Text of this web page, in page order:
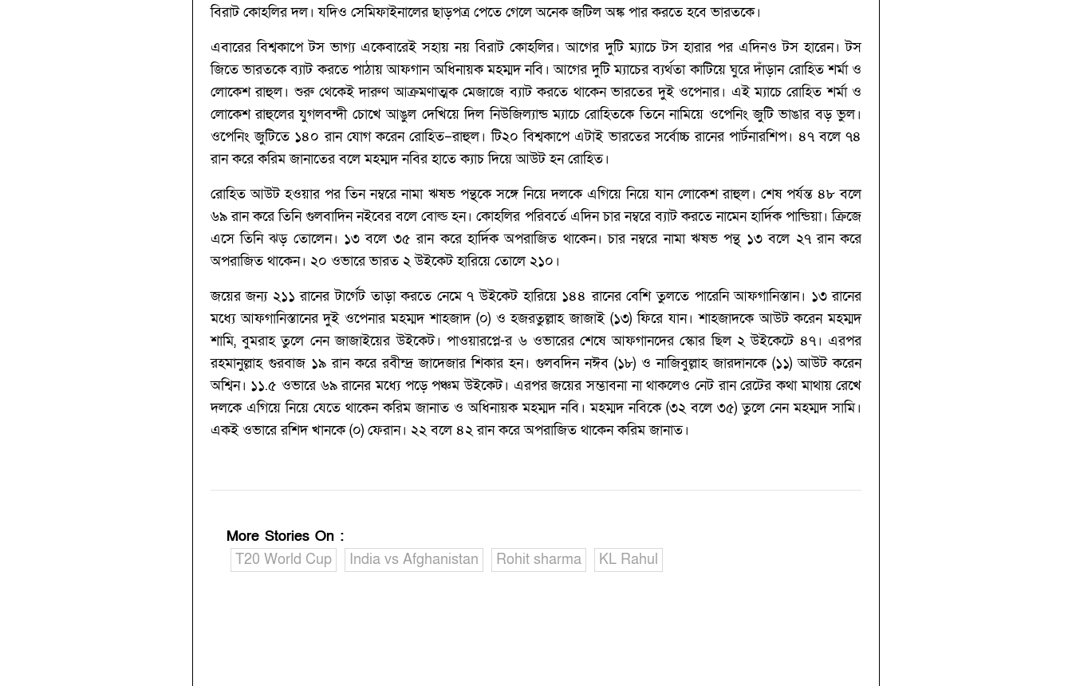
বিরাট কোহলির দল। যদিও সেমিফাইনালের ছাড়পত্র পেতে গেলে অনেক জটিল অঙ্ক পার করতে হবে ভারতকে।
এবারের বিশ্বকাপে টস ভাগ্য একেবারেই সহায় নয় বিরাট কোহলির। আগের দুটি ম্যাচে টস হারার পর এদিনও টস হারেন। টস
জিতে ভারতকে ব্যাট করতে পাঠায় আফগান অধিনায়ক মহম্মদ নবি। আগের দুটি ম্যাচের ব্যর্থতা কাটিয়ে ঘুরে দাঁড়ান রোহিত শর্মা ও
লোকেশ রাহুল। শুরু থেকেই দারুণ আক্রমণাত্মক মেজাজে ব্যাট করতে থাকেন ভারতের দুই ওপেনার। এই ম্যাচে রোহিত শর্মা ও
লোকেশ রাহুলের যুগলবন্দী চোখে আঙুল দেখিয়ে দিল নিউজিল্যান্ড ম্যাচে রোহিতকে তিনে নামিয়ে ওপেনিং জুটি ভাঙার বড় ভুল।
ওপেনিং জুটিতে ১৪০ রান যোগ করেন রোহিত–রাহুল। টি২০ বিশ্বকাপে এটাই ভারতের সর্বোচ্চ রানের পার্টনারশিপ। ৪৭ বলে ৭৪
রান করে করিম জানাতের বলে মহম্মদ নবির হাতে ক্যাচ দিয়ে আউট হন রোহিত।
রোহিত আউট হওয়ার পর তিন নম্বরে নামা ঋষভ পন্থকে সঙ্গে নিয়ে দলকে এগিয়ে নিয়ে যান লোকেশ রাহুল। শেষ পর্যন্ত ৪৮ বলে
৬৯ রান করে তিনি গুলবাদিন নইবের বলে বোল্ড হন। কোহলির পরিবর্তে এদিন চার নম্বরে ব্যাট করতে নামেন হার্দিক পান্ডিয়া। ক্রিজে
এসে তিনি ঝড় তোলেন। ১৩ বলে ৩৫ রান করে হার্দিক অপরাজিত থাকেন। চার নম্বরে নামা ঋষভ পন্থ ১৩ বলে ২৭ রান করে
অপরাজিত থাকেন। ২০ ওভারে ভারত ২ উইকেট হারিয়ে তোলে ২১০।
জয়ের জন্য ২১১ রানের টার্গেট তাড়া করতে নেমে ৭ উইকেট হারিয়ে ১৪৪ রানের বেশি তুলতে পারেনি আফগানিস্তান। ১৩ রানের
মধ্যে আফগানিস্তানের দুই ওপেনার মহম্মদ শাহজাদ (০) ও হজরতুল্লাহ জাজাই (১৩) ফিরে যান। শাহজাদকে আউট করেন মহম্মদ
শামি, বুমরাহ তুলে নেন জাজাইয়ের উইকেট। পাওয়ারপ্লে-র ৬ ওভারের শেষে আফগানদের স্কোর ছিল ২ উইকেটে ৪৭। এরপর
রহমানুল্লাহ গুরবাজ ১৯ রান করে রবীন্দ্র জাদেজার শিকার হন। গুলবদিন নঈব (১৮) ও নাজিবুল্লাহ জারদানকে (১১) আউট করেন
অশ্বিন। ১১.৫ ওভারে ৬৯ রানের মধ্যে পড়ে পঞ্চম উইকেট। এরপর জয়ের সম্ভাবনা না থাকলেও নেট রান রেটের কথা মাথায় রেখে
দলকে এগিয়ে নিয়ে যেতে থাকেন করিম জানাত ও অধিনায়ক মহম্মদ নবি। মহম্মদ নবিকে (‌৩২ বলে ৩৫)‌ তুলে নেন মহম্মদ সামি।
একই ওভারে রশিদ খানকে (‌০)‌ ফেরান। ২২ বলে ৪২ রান করে অপরাজিত থাকেন করিম জানাত।
More Stories On :
T20 World Cup
India vs Afghanistan Rohit sharma KL Rahul